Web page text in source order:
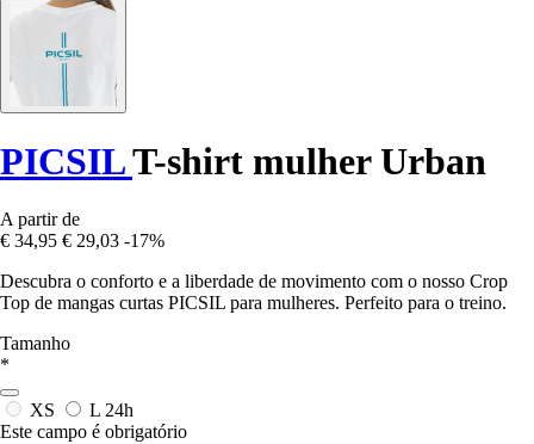
PICSILT-shirt mulher Urban
A partir de
€ 34,95 € 29,03 -17%
Descubra o conforto e a liberdade de movimento com o nosso Crop
Top de mangas curtas PICSIL para mulheres. Perfeito para o treino.
Tamanho
*
XS L 24h
Este campo é obrigatório